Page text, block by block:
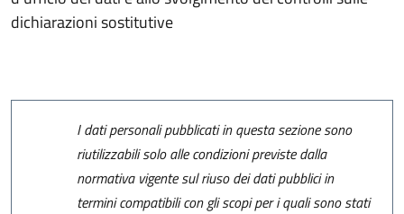
dichiarazioni sostitutive
I dati personali pubblicati in questa sezione sono
riutilizzabili solo alle condizioni previste dalla
normativa vigente sul riuso dei dati pubblici in
termini compatibili con gli scopi per i quali sono stati